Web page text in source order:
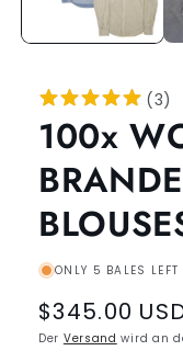
(3)
100x
ONLY 5 BALES
Regular
price
$345.00
Der Versand wird an